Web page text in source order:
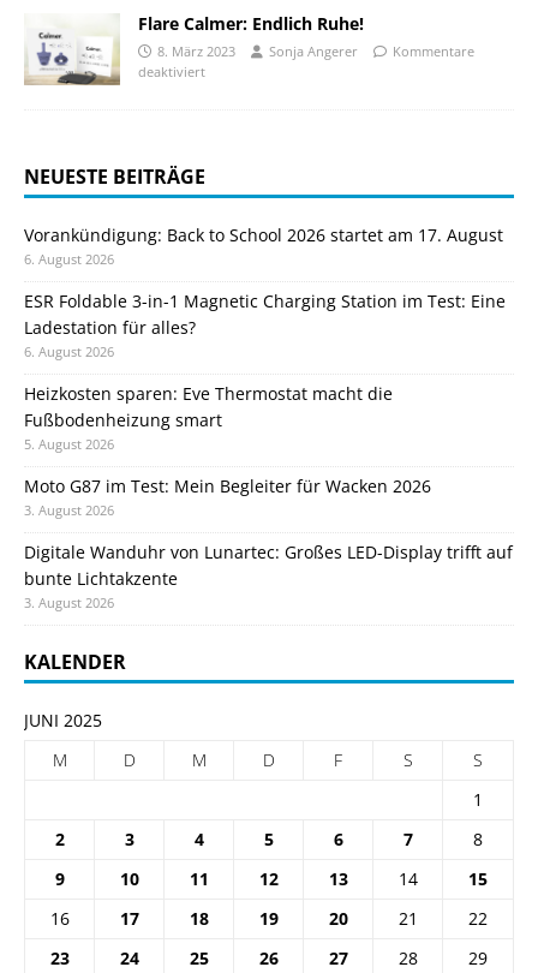
Flare Calmer: Endlich Ruhe!
8. März 2023 Sonja Angerer
Kommentare
deaktiviert
NEUESTE BEITRÄGE
Vorankündigung: Back to School 2026 startet am 17. August
6. August 2026
ESR Foldable 3-in-1 Magnetic Charging Station im Test: Eine
Ladestation für alles?
6. August 2026
Heizkosten sparen: Eve Thermostat macht die
Fußbodenheizung smart
5. August 2026
Moto G87 im Test: Mein Begleiter für Wacken 2026
3. August 2026
Digitale Wanduhr von Lunartec: Großes LED-Display trifft auf
bunte Lichtakzente
3. August 2026
KALENDER
JUNI 2025
M
D M D F S
S
1
2
3 4 5 6 7
8
9
10 11 12 13 14
15
16
17 18 19 20 21
22
23
24 25 26 27 28 29